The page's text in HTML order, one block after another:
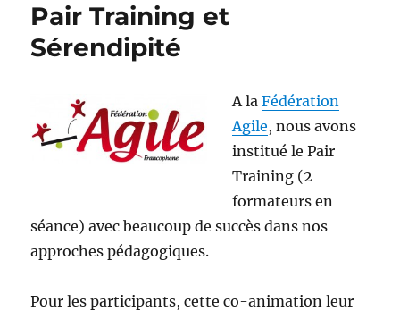
Pair Training et
Sérendipité
A laFédération
Agile, nous avons
institué le Pair
Training (2
formateurs en
séance) avec beaucoup de succès dans nos
approches pédagogiques.
Pour les participants, cette co-animation leur